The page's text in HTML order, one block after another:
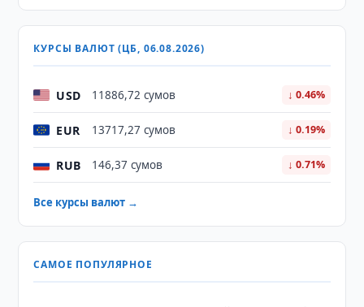
КУРСЫ ВАЛЮТ (ЦБ, 06.08.2026)
USD 11886,72 сумов ↓ 0.46%
EUR 13717,27 сумов ↓ 0.19%
RUB 146,37 сумов ↓ 0.71%
Все курсы валют →
САМОЕ ПОПУЛЯРНОЕ